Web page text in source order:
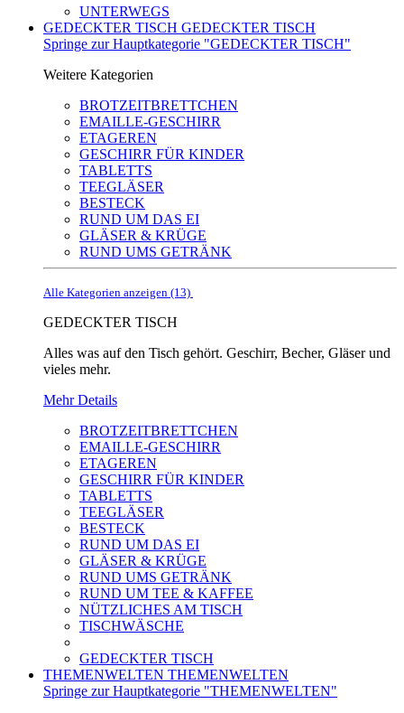
UNTERWEGS
GEDECKTER TISCH GEDECKTER TISCH
Springe zur Hauptkategorie "GEDECKTER TISCH"
Weitere Kategorien
BROTZEITBRETTCHEN
EMAILLE-GESCHIRR
ETAGEREN
GESCHIRR FÜR KINDER
TABLETTS
TEEGLÄSER
BESTECK
RUND UM DAS EI
GLÄSER & KRÜGE
RUND UMS GETRÄNK
Alle Kategorien anzeigen (13)
GEDECKTER TISCH
Alles was auf den Tisch gehört. Geschirr, Becher, Gläser und
vieles mehr.
Mehr Details
BROTZEITBRETTCHEN
EMAILLE-GESCHIRR
ETAGEREN
GESCHIRR FÜR KINDER
TABLETTS
TEEGLÄSER
BESTECK
RUND UM DAS EI
GLÄSER & KRÜGE
RUND UMS GETRÄNK
RUND UM TEE & KAFFEE
NÜTZLICHES AM TISCH
TISCHWÄSCHE
GEDECKTER TISCH
THEMENWELTEN THEMENWELTEN
Springe zur Hauptkategorie "THEMENWELTEN"